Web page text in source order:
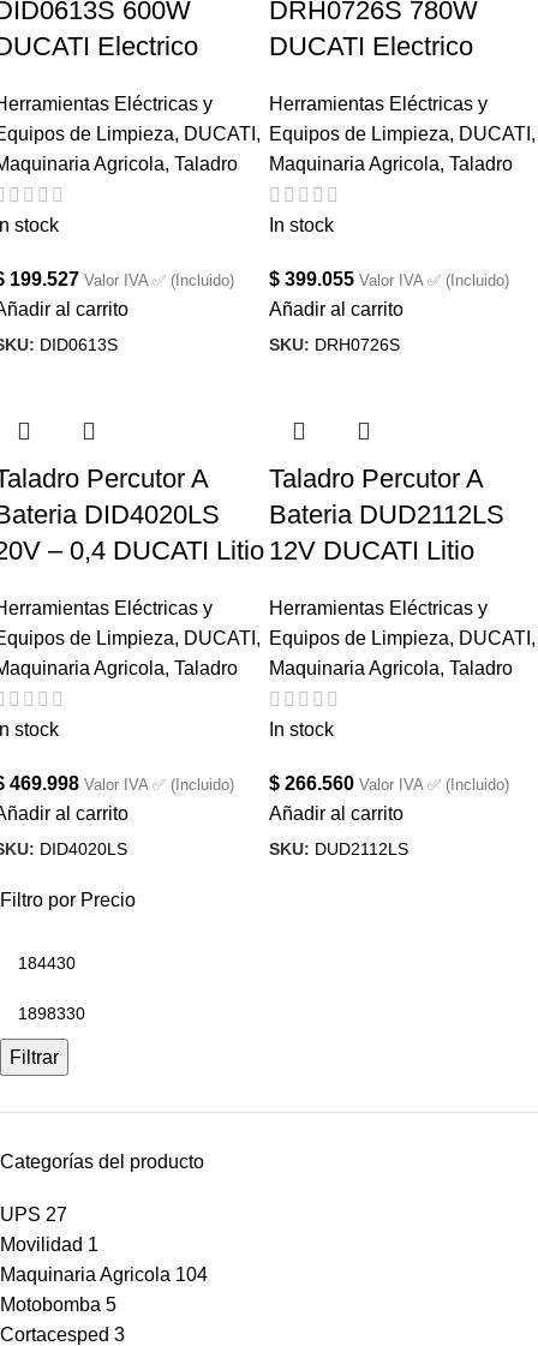
Filtro por Precio
Filtrar
Categorías del producto
UPS 27
Movilidad 1
Maquinaria Agricola 104
Motobomba 5
Cortacesped 3
600W
Electrico
Eléctricas y
de Limpieza, DUCATI ,
Agricola, Taladro
stock
199.527 Valor IVA ✅ (Incluido)
al carrito
DID0613S
DRH0726S 780W
DUCATI Electrico
Herramientas Eléctricas y
Equipos de Limpieza, DUCATI ,
Maquinaria Agricola, Taladro
In stock
$ 399.055 Valor IVA ✅ (Incluido)
Añadir al carrito
SKU: DRH0726S
Percutor A
DID4020LS
– 0,4 DUCATI Litio
Eléctricas y
de Limpieza, DUCATI ,
Agricola, Taladro
stock
469.998 Valor IVA ✅ (Incluido)
al carrito
DID4020LS
Taladro Percutor A
Bateria DUD2112LS
12V DUCATI Litio
Herramientas Eléctricas y
Equipos de Limpieza, DUCATI ,
Maquinaria Agricola, Taladro
In stock
$ 266.560 Valor IVA ✅ (Incluido)
Añadir al carrito
SKU: DUD2112LS